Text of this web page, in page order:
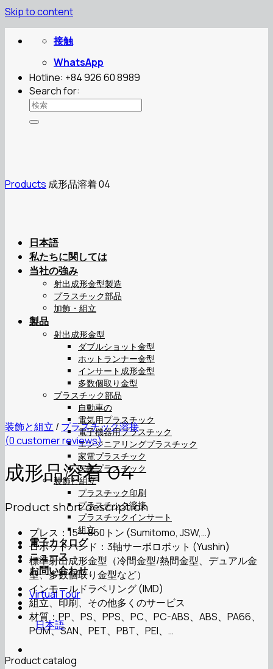
Skip to content
接触
WhatsApp
Hotline: +84 926 60 8989
Search for:
日本語
私たちに関しては
当社の強み
射出成形金型製造
プラスチック部品
加飾・組立
製品
射出成形金型
ダブルショット金型
ホットランナー金型
インサート成形金型
多数個取り金型
プラスチック部品
自動車の
電気用プラスチック
電子機器用プラスチック
エンジニアリングプラスチック
家電プラスチック
医療プラスチック
装飾と組立
プラスチック印刷
プラスチック溶接
プラスチックインサート
組立
電子カタログ
ニュース
お問い合わせ
Virtual Tour
日本語
Products 成形品溶着 04
装飾と組立 /プラスチック溶接
(0customer reviews)
成形品溶着 04
Product short description
プレス：15～850トン (Sumitomo, JSW,…)
ロボットハンド：3軸サーボロボット (Yushin)
標準射出成形金型（冷間金型/熱間金型、デュアル金
型、多数個取り金型など）
インモールドラベリング (IMD)
組立、印刷、その他多くのサービス
材質：PP、PS、PPS、PC、PC-ABS、ABS、PA66、
POM、SAN、PET、PBT、PEI、…
Product catalog